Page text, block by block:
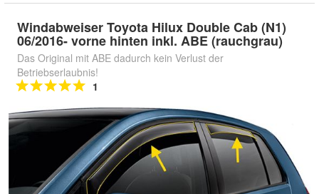
Windabweiser Toyota Hilux Double Cab (N1)
06/2016- vorne hinten inkl. ABE (rauchgrau)
Das Original mit ABE dadurch kein Verlust der
Betriebserlaubnis!
1